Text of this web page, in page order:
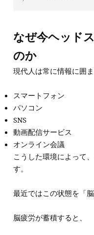
なぜ今ヘッド
のか
現代人は常に情報に囲ま
スマートフォン
パソコン
SNS
動画配信サービス
オンライン会議
こうした環境によって
す。
最近ではこの状態を「
脳疲労が蓄積すると、